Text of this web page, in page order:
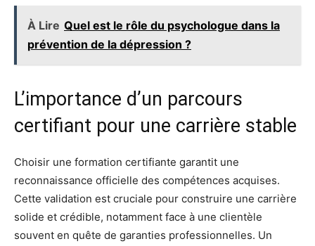
À Lire Quel est le rôle du psychologue dans la
prévention de la dépression ?
L’importance d’un parcours
certifiant pour une carrière stable
Choisir une formation certifiante garantit une
reconnaissance officielle des compétences acquises.
Cette validation est cruciale pour construire une carrière
solide et crédible, notamment face à une clientèle
souvent en quête de garanties professionnelles. Un